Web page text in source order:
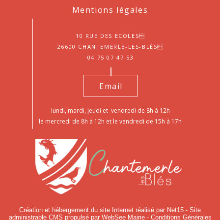
Mentions légales
10 Rue des Ecoles
26600 Chantemerle-les-Blés
04 75 07 47 53
Email
lundi, mardi, jeudi et vendredi de 8h à 12h
le mercredi de 8h à 12h et le vendredi de 15h à 17h
Création et hébergement du site Internet réalisé par Net15 - Site
administrable CMS propulsé par WebSee Mairie- Conditions Générales